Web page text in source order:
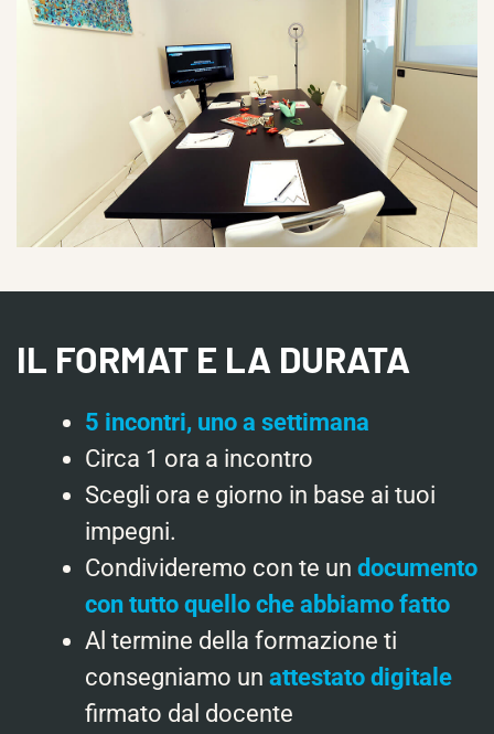
IL FORMAT E LA DURATA
5 incontri, uno a settimana
Circa 1 ora a incontro
Scegli ora e giorno in base ai tuoi
impegni.
Condivideremo con te un documento
con tutto quello che abbiamo fatto
Al termine della formazione ti
consegniamo un attestato digitale
firmato dal docente